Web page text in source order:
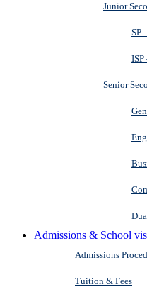
Junior
SP
Senior
Admissions & School
Admissions
Tuition & Fees